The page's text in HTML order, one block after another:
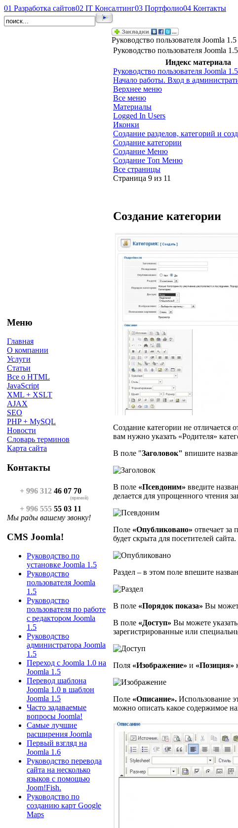
01 Разработка сайтов02 IT Консалтинг03 Портфолио04 Контакты
Меню
Главная
О компании
Услуги
Статьи
Все о HTML
JavaScript
XML + XSLT
AJAX
SEO
PHP + MySQL
Новости
Словарь терминов
Карта сайта
Контакты
+ 996 312 46 07 70
(прямой)
+ 996 555 55 03 11
Мы рады вашему звонку!
CMS Joomla!
Руководство по
установке Joomla 1.5
Руководство
пользователя Joomla
1.5
Руководство
пользователя по работе
с редактором Joomla
1.5
Руководство
администратора Joomla
1.5
Переход с Joomla 1.0 на
Joomla 1.5
Перевод шаблона
Joomla 1.0 в шаблон
Joomla 1.5
Часто задаваемые
вопросы Joomla!
Самые лучшие
расширения Joomla
Первый взгляд на
Joomla 1.6
Руководство перевода
сайта на несколько
языков с помощью
Joom!Fish.
Руководство по
созданию карт Google
Maps
Руководство пользователя Joomla 1.5
Руководство пользователя Joomla
Индекс материала
Руководство пользователя Joomla 1.5
Начало работы. Вход в
Верхнее меню
Все меню
Материалы
Logged In Users
Иконки
Создание разделов, категорий и
Создание категории
Создание Меню
Создание Топ Меню
Все страницы
Страница 9 из 11
Создание категории
Создание категории не отличается
вам нужно указать «Родителя»
В поле "Заголовок" впишите
В поле «Псевдоним» введите
делается для упрощенного чтения
Поле «Опубликовано» отвечает
будет скрыта для посетителей сайта.
Раздел – в этом поле впешите
В поле «Порядок показа» Вы
В поле «Доступ» Вы можете
зарегистрированные или
Поля «Изображение» и «Позиция»
Поле «Описание». Использование
можно описать какое содержимое